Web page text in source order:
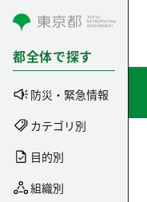
コンテンツにスキップ
都全体で探す
防災・緊急情報
カテゴリ別
目的別
組織別